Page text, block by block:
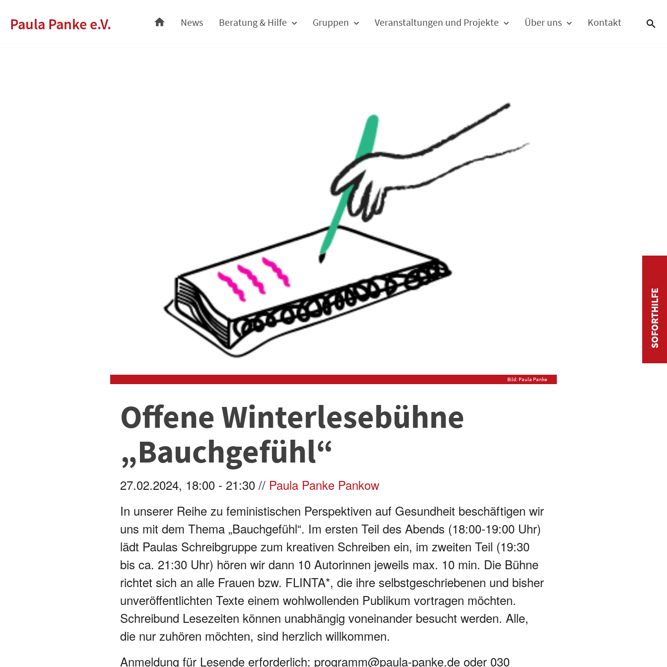
Paula Panke e.V. News Beratung & Hilfe Gruppen Veranstaltungen und Projekte Über uns Kontakt
Bild: Paula Panke
Offene Winterlesebühne
„Bauchgefühl“
27.02.2024, 18:00 - 21:30 // Paula Panke Pankow
In unserer Reihe zu feministischen Perspektiven auf Gesundheit beschäftigen wir
uns mit dem Thema „Bauchgefühl“. Im ersten Teil des Abends (18:00-19:00 Uhr)
lädt Paulas Schreibgruppe zum kreativen Schreiben ein, im zweiten Teil (19:30
bis ca. 21:30 Uhr) hören wir dann 10 Autorinnen jeweils max. 10 min. Die Bühne
richtet sich an alle Frauen bzw. FLINTA*, die ihre selbstgeschriebenen und bisher
unveröffentlichten Texte einem wohlwollenden Publikum vortragen möchten.
Schreibund Lesezeiten können unabhängig voneinander besucht werden. Alle,
die nur zuhören möchten, sind herzlich willkommen.
Anmeldung für Lesende erforderlich: programm@paula-panke.de oder 030
SOFORTHILFE